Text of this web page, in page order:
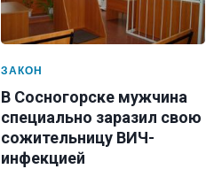
ЗАКОН
В Сосногорске мужчина
специально заразил свою
сожительницу ВИЧ-
инфекцией